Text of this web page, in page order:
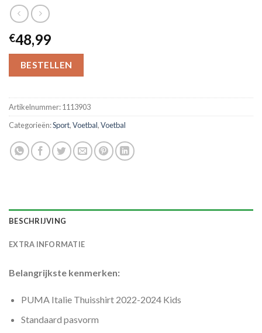
€48,99
BESTELLEN
Artikelnummer:1113903
Categorieën:Sport,Voetbal,Voetbal
BESCHRIJVING
EXTRA INFORMATIE
Belangrijkste kenmerken:
PUMA Italie Thuisshirt 2022-2024 Kids
Standaard pasvorm